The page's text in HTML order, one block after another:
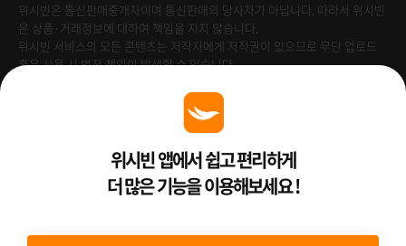
위시빈은 통신판매중개자이며 통신판매의 당사자가 아닙니다. 따라서 위시빈
은 상품·거래정보에 대하여 책임을 지지 않습니다.
위시빈 서비스의 모든 콘텐츠는 저작자에게 저작권이 있으므로 무단 업로드
혹은 사용 시 법적 책임이 발생할 수 있습니다.
Venture Enterprise위시빈 앱에서 쉽고 편리하게
더 많은 기능을 이용해보세요 !